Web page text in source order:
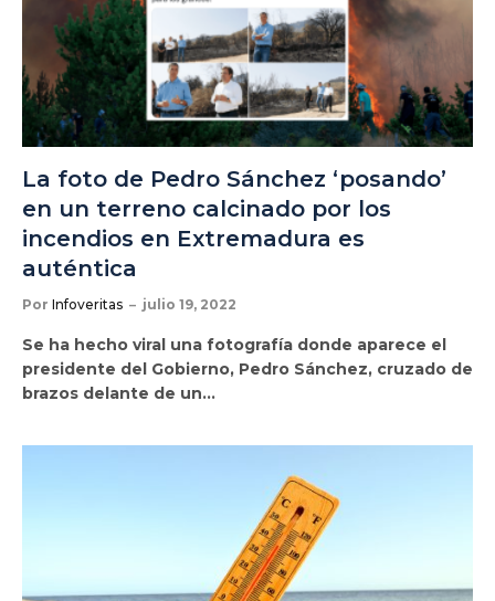
La foto de Pedro Sánchez ‘posando’
en un terreno calcinado por los
incendios en Extremadura es
auténtica
Por Infoveritas julio 19, 2022
Se ha hecho viral una fotografía donde aparece el
presidente del Gobierno, Pedro Sánchez, cruzado de
brazos delante de un…